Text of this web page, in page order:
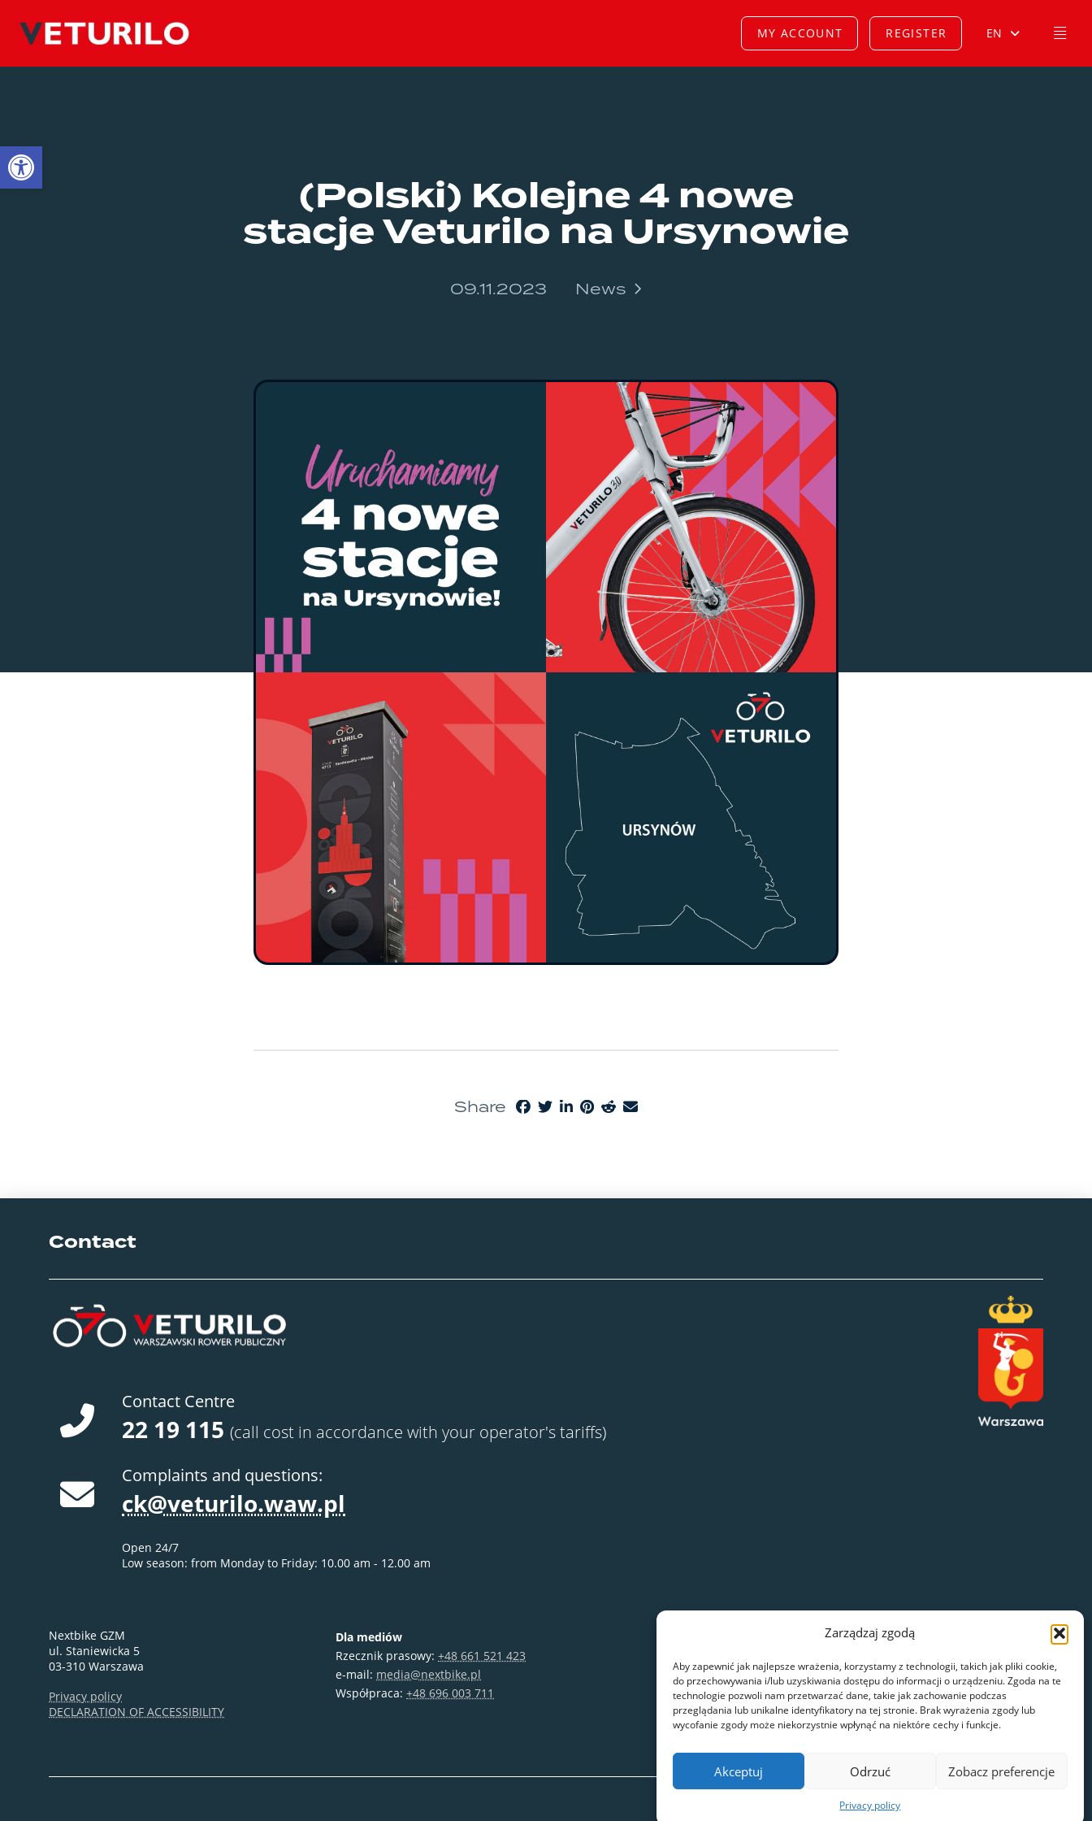
Open toolbar
Zarządzaj zgodą
Aby zapewnić jak najlepsze wrażenia, korzystamy z technologii, takich jak pliki cookie,
do przechowywania i/lub uzyskiwania dostępu do informacji o urządzeniu. Zgoda na te
technologie pozwoli nam przetwarzać dane, takie jak zachowanie podczas
przeglądania lub unikalne identyfikatory na tej stronie. Brak wyrażenia zgody lub
wycofanie zgody może niekorzystnie wpłynąć na niektóre cechy i funkcje.
Akceptuj Odrzuć Zobacz preferencje
Privacy policy
MY ACCOUNT REGISTER EN
(Polski) Kolejne 4 nowe
stacje Veturilo na Ursynowie
09.11.2023 News
Share
Contact
Contact Centre
22 19 115 (call cost in accordance with your operator's tariffs)
Complaints and questions:
ck@veturilo.waw.pl
Open 24/7
Low season: from Monday to Friday: 10.00 am - 12.00 am
Nextbike GZM
ul. Staniewicka 5
03-310 Warszawa
Privacy policy
DECLARATION OF ACCESSIBILITY
Dla mediów
Rzecznik prasowy: +48 661 521 423
e-mail: media@nextbike.pl
Współpraca: +48 696 003 711